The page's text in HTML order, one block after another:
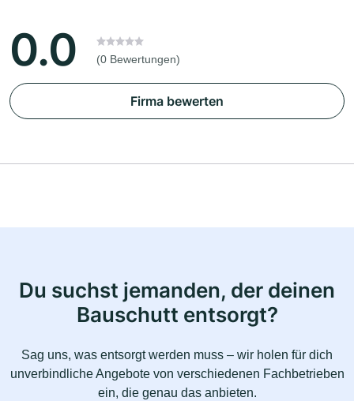
0.0 (0 Bewertungen)
Firma bewerten
Du suchst jemanden, der deinen
Bauschutt entsorgt?
Sag uns, was entsorgt werden muss – wir holen für dich
unverbindliche Angebote von verschiedenen Fachbetrieben
ein, die genau das anbieten.